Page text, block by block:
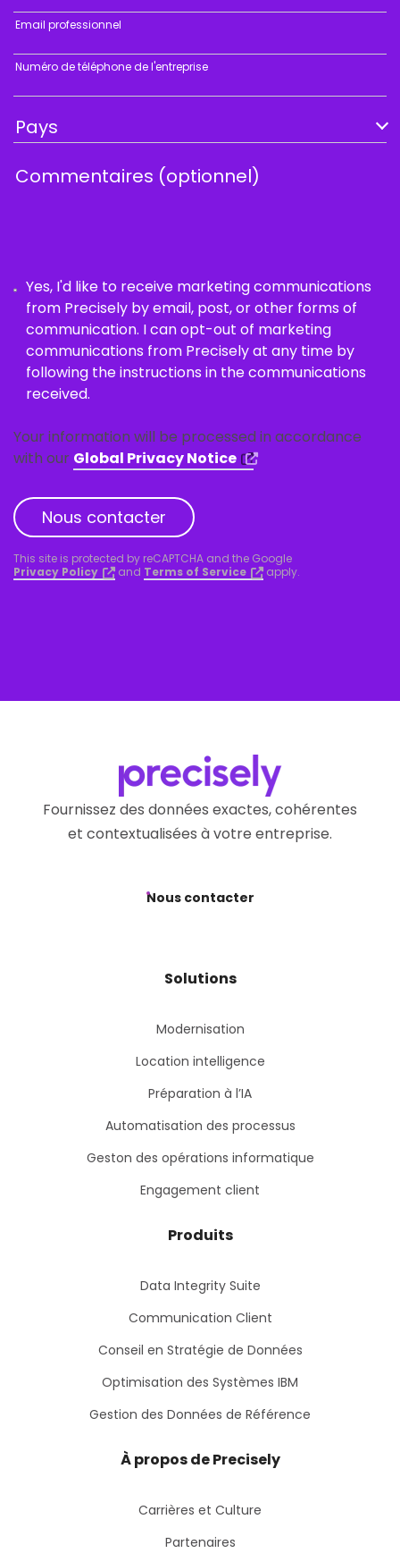
Email professionnel
Numéro de téléphone de l'entreprise
Yes, I'd like to receive marketing communications
from Precisely by email, post, or other forms of
communication. I can opt-out of marketing
communications from Precisely at any time by
following the instructions in the communications
received.
Your information will be processed in accordance
with our Global Privacy Notice
Nous contacter
This site is protected by reCAPTCHA and the Google
Privacy Policy
and Terms of Service apply.
Fournissez des données exactes, cohérentes
et contextualisées à votre entreprise.
Nous contacter
Solutions
Modernisation
Location intelligence
Préparation à l’IA
Automatisation des processus
Geston des opérations informatique
Engagement client
Produits
Data Integrity Suite
Communication Client
Conseil en Stratégie de Données
Optimisation des Systèmes IBM
Gestion des Données de Référence
À propos de Precisely
Carrières et Culture
Partenaires